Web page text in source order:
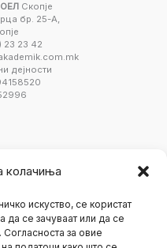
колачиња
искуство, се користат
да се зачуваат или да се
за овие
Скопје
бр. 25-А,
23 23 42
дејности